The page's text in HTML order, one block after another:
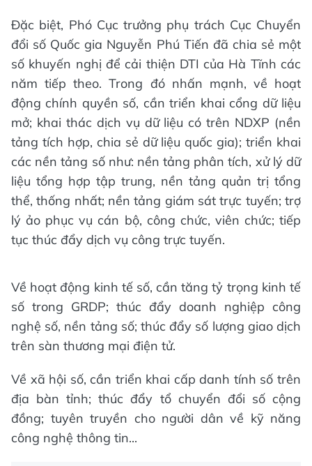
Đặc biệt, Phó Cục trưởng phụ trách Cục Chuyển
đổi số Quốc gia Nguyễn Phú Tiến đã chia sẻ một
số khuyến nghị để cải thiện DTI của Hà Tĩnh các
năm tiếp theo. Trong đó nhấn mạnh, về hoạt
động chính quyền số, cần triển khai cổng dữ liệu
mở; khai thác dịch vụ dữ liệu có trên NDXP (nền
tảng tích hợp, chia sẻ dữ liệu quốc gia); triển khai
các nền tảng số như: nền tảng phân tích, xử lý dữ
liệu tổng hợp tập trung, nền tảng quản trị tổng
thể, thống nhất; nền tảng giám sát trực tuyến; trợ
lý ảo phục vụ cán bộ, công chức, viên chức; tiếp
tục thúc đẩy dịch vụ công trực tuyến.
Về hoạt động kinh tế số, cần tăng tỷ trọng kinh tế
số trong GRDP; thúc đẩy doanh nghiệp công
nghệ số, nền tảng số; thúc đẩy số lượng giao dịch
trên sàn thương mại điện tử.
Về xã hội số, cần triển khai cấp danh tính số trên
địa bàn tỉnh; thúc đẩy tổ chuyển đổi số cộng
đồng; tuyên truyền cho người dân về kỹ năng
công nghệ thông tin...